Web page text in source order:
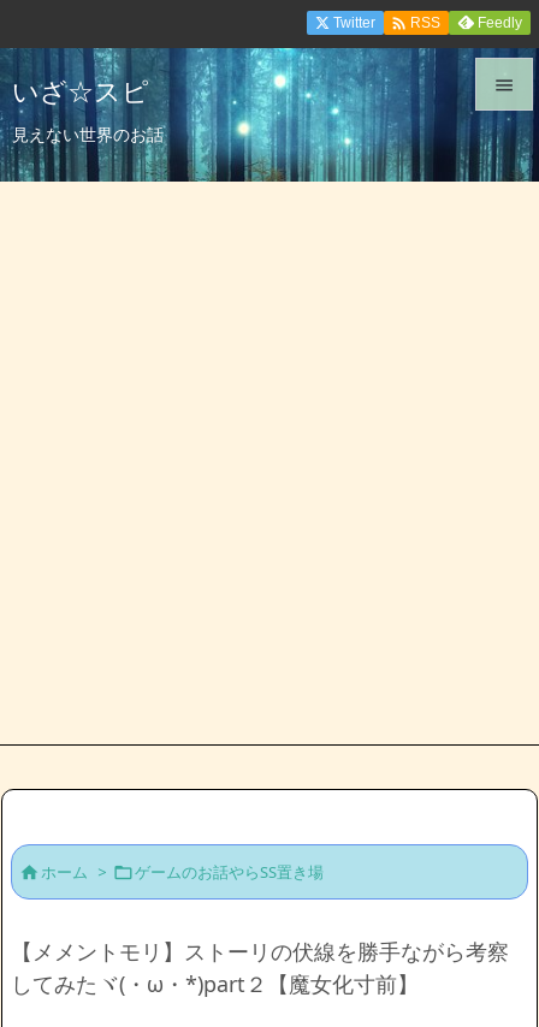
いざ☆スピ
見えない世界のお話


メニュ
Twitter  RSS Feedly
ホーム > ゲームのお話やらSS置き場
【メメントモリ】ストーリの伏線を勝手ながら考察
してみたヾ(・ω・*)part２【魔女化寸前】